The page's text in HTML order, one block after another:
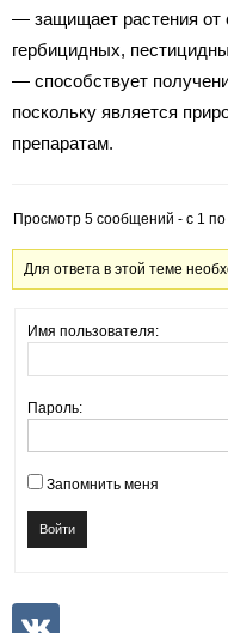
— защищает растения от
гербицидных,
— способствует
поскольку является
препаратам.
Просмотр 5 сообщений - с 1 по
Для ответа в этой теме
Имя пользователя:
Пароль:
Запомнить меня
Войти